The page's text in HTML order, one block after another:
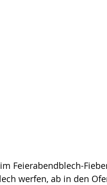
Feierabendblech-
werfen, ab in den